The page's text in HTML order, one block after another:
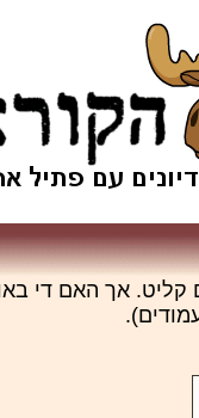
קליט. אך האם די